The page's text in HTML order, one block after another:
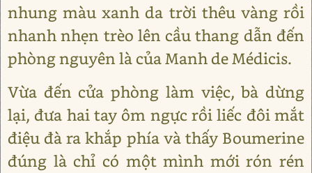
nhung màu xanh da trời thêu vàng rồi
nhanh nhẹn trèo lên cầu thang dẫn đến
phòng nguyên là của Manh de Médicis.
Vừa đến cửa phòng làm việc, bà dừng
lại, đưa hai tay ôm ngực rồi liếc đôi mắt
điệu đà ra khắp phía và thấy Boumerine
đúng là chỉ có một mình mới rón rén